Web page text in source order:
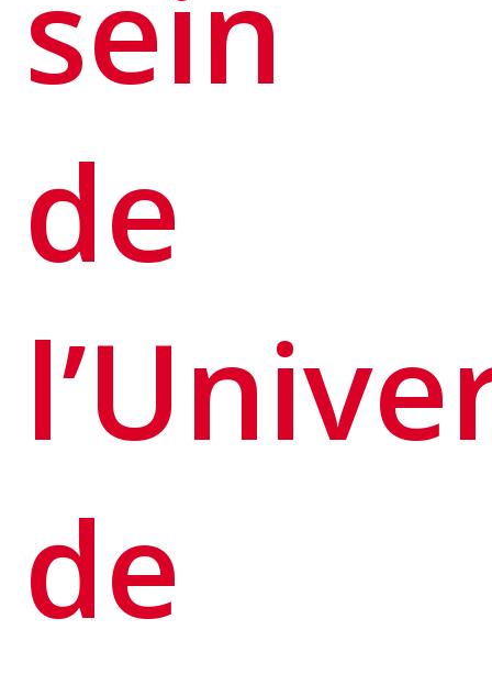
de
de